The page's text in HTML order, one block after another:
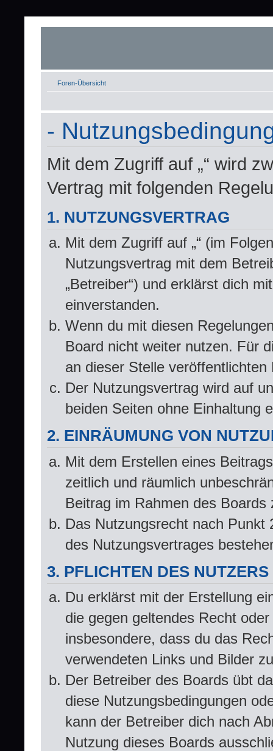
Foren-Übersicht
-
Mit dem Zugriff auf „“ wird
Vertrag mit folgenden
1. NUTZUNGSVERTRAG
Mit dem Zugriff auf „“ (im
Nutzungsvertrag mit dem
„Betreiber“) und erklärst dich
einverstanden.
Wenn du mit diesen
Board nicht weiter nutzen. Für
an dieser Stelle veröffentlichten
Der Nutzungsvertrag wird auf
beiden Seiten ohne Einhaltung
2. EINRÄUMUNG VON
Mit dem Erstellen eines
zeitlich und räumlich
Beitrag im Rahmen des Boards
Das Nutzungsrecht nach
des Nutzungsvertrages
3. PFLICHTEN DES NUTZERS
Du erklärst mit der Erstellung
die gegen geltendes Recht
insbesondere, dass du das
verwendeten Links und Bilder
Der Betreiber des Boards übt
diese Nutzungsbedingungen
kann der Betreiber dich nach
Nutzung dieses Boards